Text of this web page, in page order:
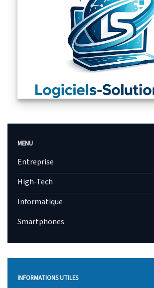
MENU
Entreprise
High-Tech
Informatique
Smartphones
INFORMATIONS UTILES